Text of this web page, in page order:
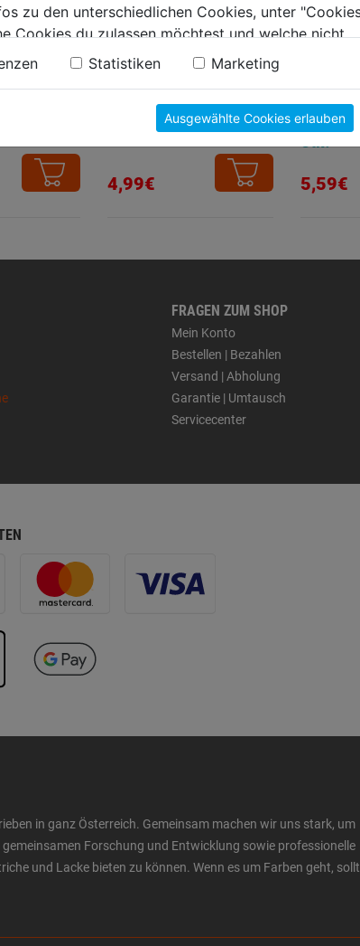
4,99€
SS,
5,59€
FRAGEN ZUM SHOP
Mein Konto
Bestellen | Bezahlen
Versand | Abholung
Garantie | Umtausch
Servicecenter
in ganz Österreich. Gemeinsam machen wir uns stark, um
Forschung und Entwicklung sowie professionelle
und Lacke bieten zu können. Wenn es um Farben geht,
zu den unterschiedlichen Cookies, unter
Cookies du zulassen möchtest und welche nicht.
du in unserer Datenschutzerklärung
Statistiken Marketing
Ausgewählte Cookies erlauben